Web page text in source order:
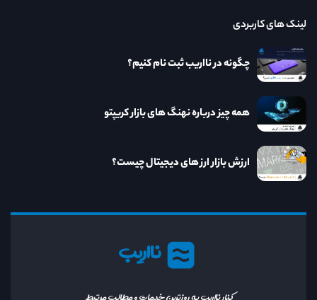
نااریب
کنار نااریب به روزترین خدمات و مطالب مرتبط
لینک های کاربردی
چگونه در نااریب ثبت نام کنیم؟
همه چیز درباره نهنگ های بازار کریپتو
ارزش بازار ارز های دیجیتال چیست؟